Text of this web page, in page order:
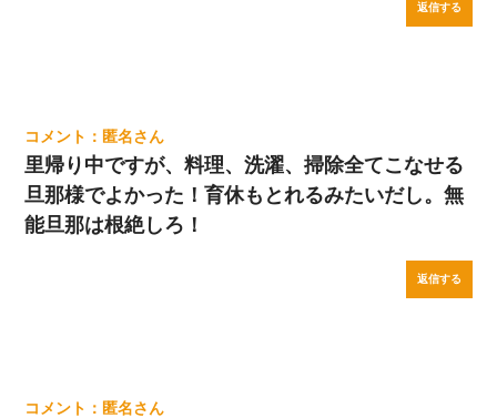
返信する
匿名
里帰り中ですが、料理、洗濯、掃除全てこなせる
旦那様でよかった！育休もとれるみたいだし。無
能旦那は根絶しろ！
返信する
匿名